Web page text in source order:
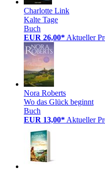
Charlotte Link
Kalte Tage
Buch
EUR 26,00* Aktueller
Nora Roberts
Wo das Glück beginnt
Buch
EUR 13,00* Aktueller